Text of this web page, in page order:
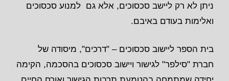
ניתן לא רק ליישב סכסוכים, אלא גם למנוע סכסוכים
ואלימות בעודם באיבם.
בית הספר ליישוב סכסוכים – "דרכים", מיסודה של
חברת "סילפר" לגישור ויישוב סכסוכים בהסכמה, הקימה